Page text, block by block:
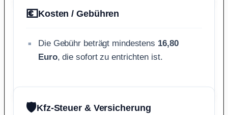
💶Kosten / Gebühren
Die Gebühr beträgt mindestens 16,80
Euro, die sofort zu entrichten ist.
🛡️Kfz-Steuer & Versicherung